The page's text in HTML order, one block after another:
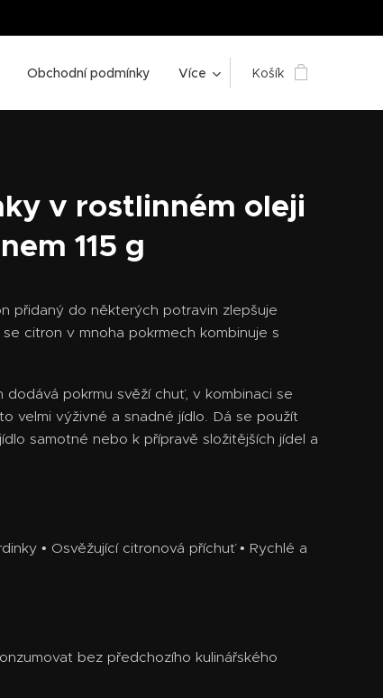
Obchodní podmínky Více Košík
v rostlinném oleji
115 g
přidaný do některých potravin zlepšuje
citron v mnoha pokrmech kombinuje s
dodává pokrmu svěží chuť, v kombinaci se
velmi výživné a snadné jídlo. Dá se použít
samotné nebo k přípravě složitějších jídel a
• Osvěžující citronová příchuť • Rychlé a
bez předchozího kulinářského